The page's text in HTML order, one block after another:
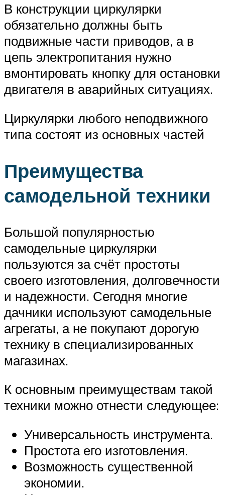
В конструкции циркулярки
обязательно должны быть
подвижные части приводов, а в
цепь электропитания нужно
вмонтировать кнопку для остановки
двигателя в аварийных ситуациях.
Циркулярки любого неподвижного
типа состоят из основных частей
Преимущества
самодельной техники
Большой популярностью
самодельные циркулярки
пользуются за счёт простоты
своего изготовления, долговечности
и надежности. Сегодня многие
дачники используют самодельные
агрегаты, а не покупают дорогую
технику в специализированных
магазинах.
К основным преимуществам такой
техники можно отнести следующее:
Универсальность инструмента.
Простота его изготовления.
Возможность существенной
экономии.